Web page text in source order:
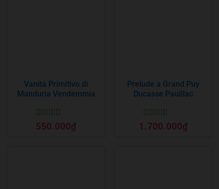
Vanitá Primitivo di
Manduria Vendemmia
Được xếp
hạng55 sao
550.000₫
Prelude a Grand Puy
Ducasse Pauillac
Được xếp
hạng55 sao
1.700.000₫